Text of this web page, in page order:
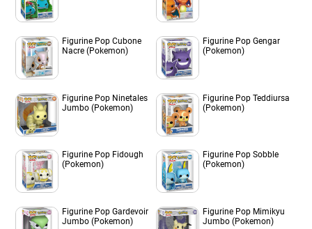
Figurine Pop Cubone
Nacre (Pokemon)
Figurine Pop Gengar
(Pokemon)
Figurine Pop Ninetales
Jumbo (Pokemon)
Figurine Pop Teddiursa
(Pokemon)
Figurine Pop Fidough
(Pokemon)
Figurine Pop Sobble
(Pokemon)
Figurine Pop Gardevoir
Jumbo (Pokemon)
Figurine Pop Mimikyu
Jumbo (Pokemon)